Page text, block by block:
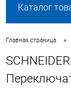
Каталог
Главная страница •